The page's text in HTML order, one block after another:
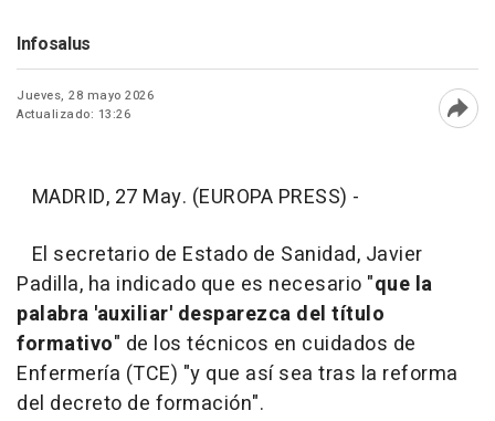
Infosalus
Jueves, 28 mayo 2026
Actualizado: 13:26
MADRID, 27 May. (EUROPA PRESS) -
El secretario de Estado de Sanidad, Javier
Padilla, ha indicado que es necesario "que la
palabra 'auxiliar' desparezca del título
formativo" de los técnicos en cuidados de
Enfermería (TCE) "y que así sea tras la reforma
del decreto de formación".